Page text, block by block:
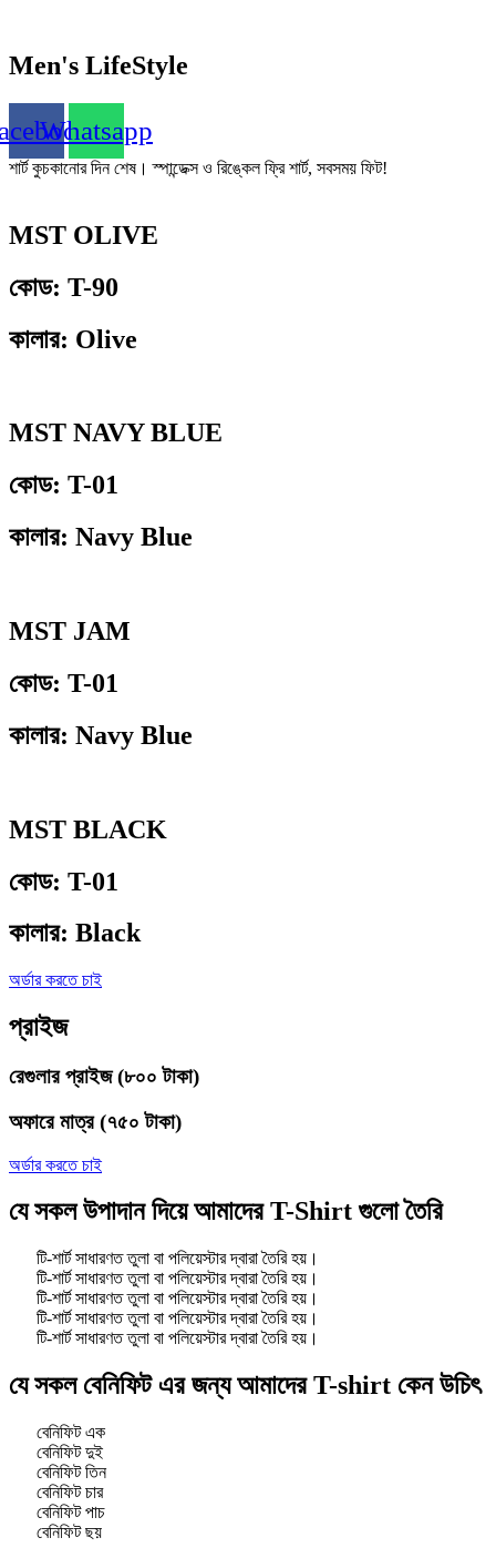
Men's LifeStyle
Whatsapp
শার্ট কুচকানোর দিন শেষ। স্পান্ডেক্স ও রিঙ্কেল ফ্রি শার্ট, সবসময় ফিট!
MST OLIVE
কোড: T-90
কালার: Olive
MST NAVY BLUE
কোড: T-01
কালার: Navy Blue
MST JAM
কোড: T-01
কালার: Navy Blue
MST BLACK
কোড: T-01
কালার: Black
অর্ডার করতে চাই
প্রাইজ
রেগুলার প্রাইজ (৮০০ টাকা)
অফারে মাত্র (৭৫০ টাকা)
অর্ডার করতে চাই
যে সকল উপাদান দিয়ে আমাদের T-Shirt গুলো তৈরি
টি-শার্ট সাধারণত তুলা বা পলিয়েস্টার দ্বারা তৈরি হয়।
টি-শার্ট সাধারণত তুলা বা পলিয়েস্টার দ্বারা তৈরি হয়।
টি-শার্ট সাধারণত তুলা বা পলিয়েস্টার দ্বারা তৈরি হয়।
টি-শার্ট সাধারণত তুলা বা পলিয়েস্টার দ্বারা তৈরি হয়।
টি-শার্ট সাধারণত তুলা বা পলিয়েস্টার দ্বারা তৈরি হয়।
যে সকল বেনিফিট এর জন্য আমাদের T-shirt কেন উচিৎ
বেনিফিট এক
বেনিফিট দুই
বেনিফিট তিন
বেনিফিট চার
বেনিফিট পাচ
বেনিফিট ছয়